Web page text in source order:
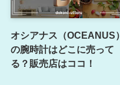
オシアナス（OCEANUS）
の腕時計はどこに売って
る？販売店はココ！